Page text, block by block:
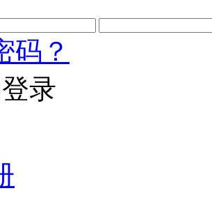
码？
录